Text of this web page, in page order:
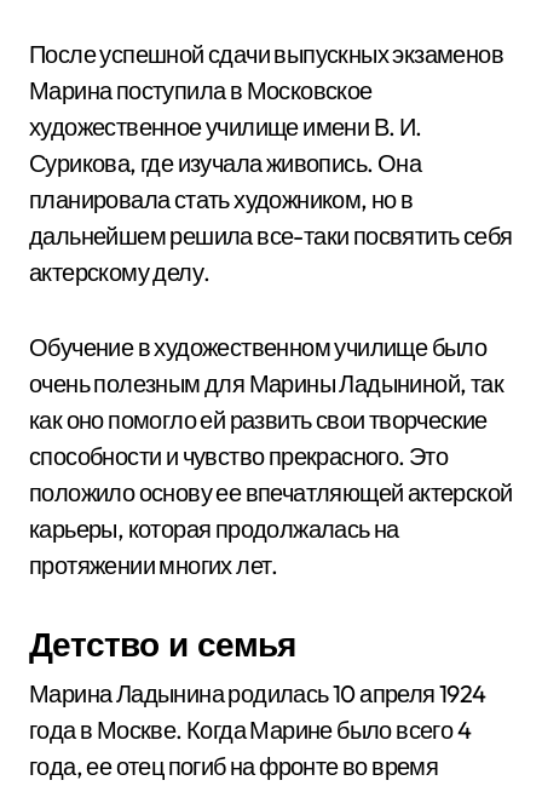
После успешной сдачи выпускных экзаменов
Марина поступила в Московское
художественное училище имени В. И.
Сурикова, где изучала живопись. Она
планировала стать художником, но в
дальнейшем решила все-таки посвятить себя
актерскому делу.
Обучение в художественном училище было
очень полезным для Марины Ладыниной, так
как оно помогло ей развить свои творческие
способности и чувство прекрасного. Это
положило основу ее впечатляющей актерской
карьеры, которая продолжалась на
протяжении многих лет.
Детство и семья
Марина Ладынина родилась 10 апреля 1924
года в Москве. Когда Марине было всего 4
года, ее отец погиб на фронте во время